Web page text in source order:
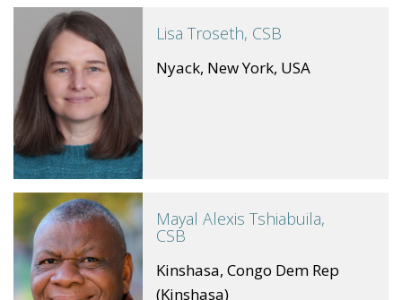
Lisa Troseth, CSB
Nyack, New York, USA
Mayal Alexis Tshiabuila,
CSB
Kinshasa, Congo Dem Rep
(Kinshasa)